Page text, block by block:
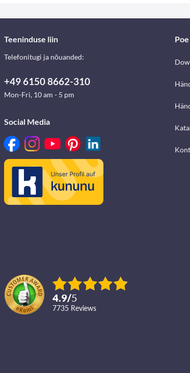
Teeninduse liin
Telefonitugi ja nõuanded:
+49 6150 8662-310
Mon-Fri, 10 am - 5 pm
Social Media
4.9/5
7735 reviews